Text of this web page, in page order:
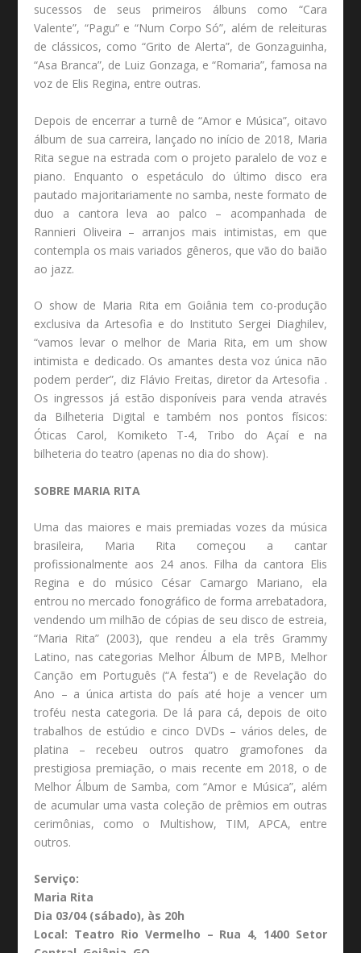
sucessos de seus primeiros álbuns como “Cara
Valente”, “Pagu” e “Num Corpo Só”, além de releituras
de clássicos, como “Grito de Alerta”, de Gonzaguinha,
“Asa Branca”, de Luiz Gonzaga, e “Romaria”, famosa na
voz de Elis Regina, entre outras.
Depois de encerrar a turnê de “Amor e Música”, oitavo
álbum de sua carreira, lançado no início de 2018, Maria
Rita segue na estrada com o projeto paralelo de voz e
piano. Enquanto o espetáculo do último disco era
pautado majoritariamente no samba, neste formato de
duo a cantora leva ao palco – acompanhada de
Rannieri Oliveira – arranjos mais intimistas, em que
contempla os mais variados gêneros, que vão do baião
ao jazz.
O show de Maria Rita em Goiânia tem co-produção
exclusiva da Artesofia e do Instituto Sergei Diaghilev,
“vamos levar o melhor de Maria Rita, em um show
intimista e dedicado. Os amantes desta voz única não
podem perder”, diz Flávio Freitas, diretor da Artesofia .
Os ingressos já estão disponíveis para venda através
da Bilheteria Digital e também nos pontos físicos:
Óticas Carol, Komiketo T-4, Tribo do Açaí e na
bilheteria do teatro (apenas no dia do show).
SOBRE MARIA RITA
Uma das maiores e mais premiadas vozes da música
brasileira, Maria Rita começou a cantar
profissionalmente aos 24 anos. Filha da cantora Elis
Regina e do músico César Camargo Mariano, ela
entrou no mercado fonográfico de forma arrebatadora,
vendendo um milhão de cópias de seu disco de estreia,
“Maria Rita” (2003), que rendeu a ela três Grammy
Latino, nas categorias Melhor Álbum de MPB, Melhor
Canção em Português (“A festa”) e de Revelação do
Ano – a única artista do país até hoje a vencer um
troféu nesta categoria. De lá para cá, depois de oito
trabalhos de estúdio e cinco DVDs – vários deles, de
platina – recebeu outros quatro gramofones da
prestigiosa premiação, o mais recente em 2018, o de
Melhor Álbum de Samba, com “Amor e Música”, além
de acumular uma vasta coleção de prêmios em outras
cerimônias, como o Multishow, TIM, APCA, entre
outros.
Serviço:
Maria Rita
Dia 03/04 (sábado), às 20h
Local: Teatro Rio Vermelho – Rua 4, 1400 Setor